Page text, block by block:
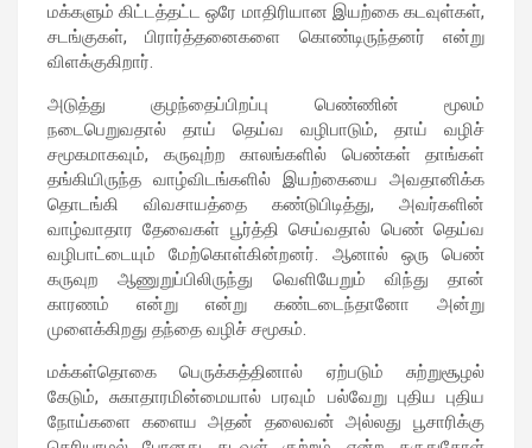
மக்களும் கிட்டத்தட்ட ஒரே மாதிரியான இயற்கை கடவுள்கள்,
சடங்குகள், பிரார்த்தனைகளை கொண்டிருந்தனர் என்று
விளக்குகிறார்.
அடுத்து குழந்தைப்பிறப்பு பெண்ணின் மூலம்
நடைபெறுவதால் தாய் தெய்வ வழிபாடும், தாய் வழிச்
சமூகமாகவும், கருவுற்ற காலங்களில் பெண்கள் தாங்கள்
தங்கியிருந்த வாழ்விடங்களில் இயற்கையை அவதானிக்க
தொடங்கி விவசாயத்தை கண்டுபிடித்து, அவர்களின்
வாழ்வாதார தேவைகள் பூர்த்தி செய்வதால் பெண் தெய்வ
வழிபாட்டையும் மேற்கொள்கின்றனர். ஆனால் ஒரு பெண்
கருவுற ஆணுறுப்பிலிருந்து வெளியேறும் விந்து தான்
காரணம் என்று என்று கண்டடைந்தானோ அன்று
முளைக்கிறது தந்தை வழிச் சமூகம்.
மக்கள்தொகை பெருக்கத்தினால் ஏற்படும் சுற்றுசூழல்
கேடும், சுகாதாரமின்மையால் பரவும் பல்வேறு புதிய புதிய
நோய்களை களைய அதன் தலைவன் அல்லது பூசாரிக்கு